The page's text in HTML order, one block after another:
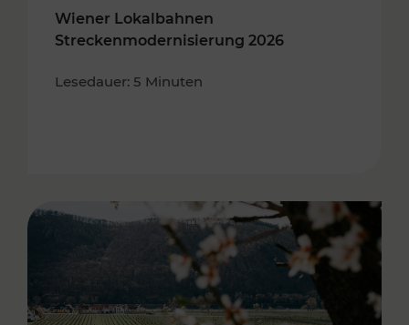
Wiener Lokalbahnen
Streckenmodernisierung 2026
Lesedauer: 5 Minuten